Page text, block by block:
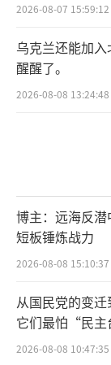
2026-08-07 15:59:12
乌克兰还能加
醒醒了。
2026-08-08 13:24:48
博主：远海反
短板锤炼战力
2026-08-08 15:10:37
从国民党的变迁
它们最怕“民
2026-08-08 10:47:35